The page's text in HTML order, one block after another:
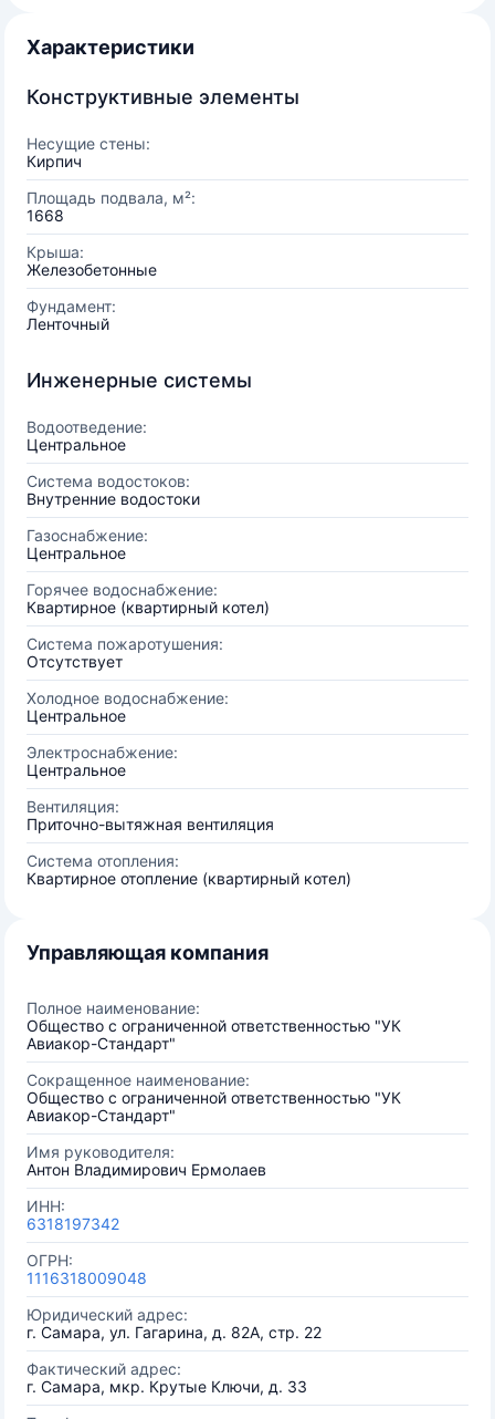
Характеристики
Конструктивные элементы
Несущие стены:
Кирпич
Площадь подвала, м²:
1668
Крыша:
Железобетонные
Фундамент:
Ленточный
Инженерные системы
Водоотведение:
Центральное
Система водостоков:
Внутренние водостоки
Газоснабжение:
Центральное
Горячее водоснабжение:
Квартирное (квартирный котел)
Система пожаротушения:
Отсутствует
Холодное водоснабжение:
Центральное
Электроснабжение:
Центральное
Вентиляция:
Приточно-вытяжная вентиляция
Система отопления:
Квартирное отопление (квартирный котел)
Управляющая компания
Полное наименование:
Общество с ограниченной ответственностью "УК
Авиакор-Стандарт"
Сокращенное наименование:
Общество с ограниченной ответственностью "УК
Авиакор-Стандарт"
Имя руководителя:
Антон Владимирович Ермолаев
ИНН:
6318197342
ОГРН:
1116318009048
Юридический адрес:
г. Самара, ул. Гагарина, д. 82А, стр. 22
Фактический адрес:
г. Самара, мкр. Крутые Ключи, д. 33